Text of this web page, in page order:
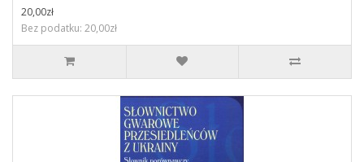
20,00zł
Bez podatku: 20,00zł